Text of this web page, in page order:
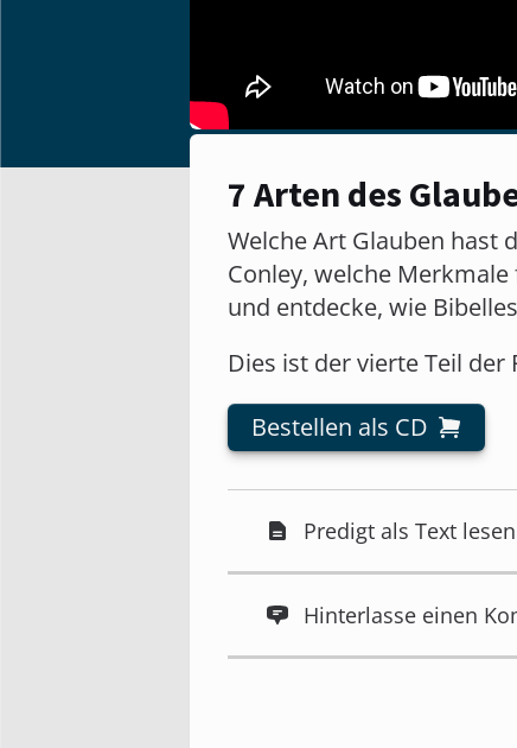
7 Arten des
Welche Art Glauben hast
Conley, welche
und entdecke, wie
Dies ist der vierte Teil der
Bestellen als CD
Predigt als Text lesen
Hinterlasse einen